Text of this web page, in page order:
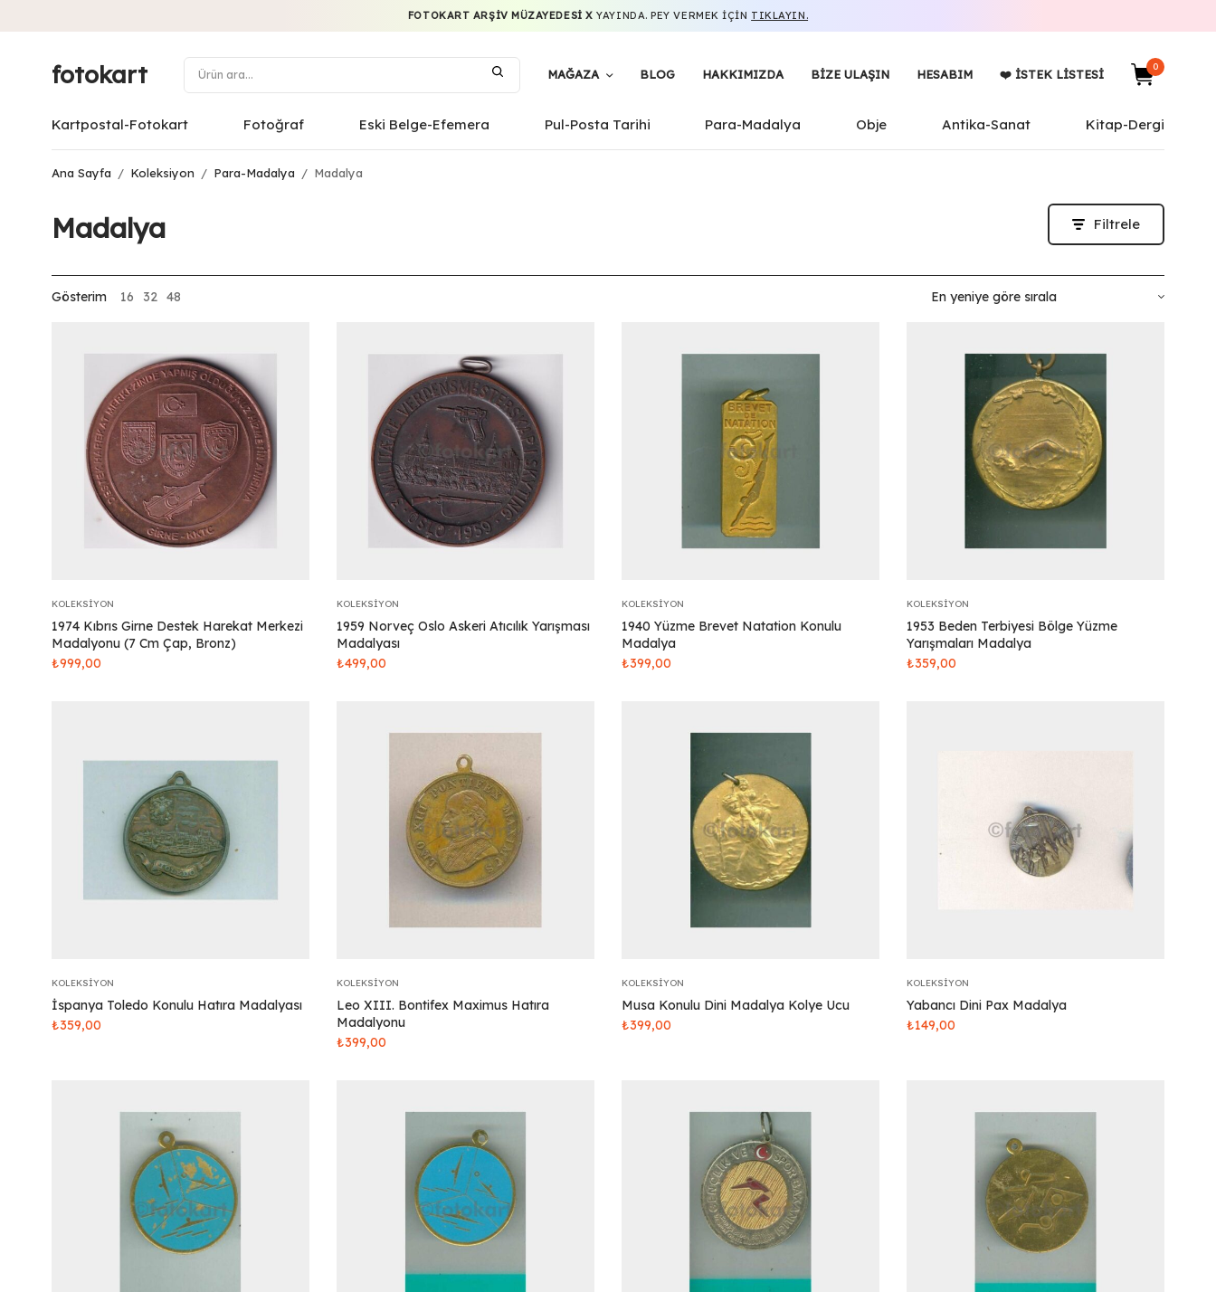
FOTOKART ARŞIV MÜZAYEDESI X YAYINDA. PEY VERMEK IÇIN TIKLAYIN.
fotokart MAĞAZA BLOG HAKKIMIZDA BIZE ULAŞIN HESABIM ❤️ İSTEK LISTESI
0
Kartpostal-Fotokart Fotoğraf Eski Belge-Efemera Pul-Posta Tarihi Para-Madalya Obje Antika-Sanat Kitap-Dergi
Ana Sayfa / Koleksiyon / Para-Madalya / Madalya
Madalya Filtrele
Gösterim 16 32 48
KOLEKSIYON
1974 Kıbrıs Girne Destek Harekat Merkezi
Madalyonu (7 Cm Çap, Bronz)
₺999,00
KOLEKSIYON
1959 Norveç Oslo Askeri Atıcılık Yarışması
Madalyası
₺499,00
KOLEKSIYON
1940 Yüzme Brevet Natation Konulu
Madalya
₺399,00
KOLEKSIYON
1953 Beden Terbiyesi Bölge Yüzme
Yarışmaları Madalya
₺359,00
KOLEKSIYON
İspanya Toledo Konulu Hatıra Madalyası
₺359,00
KOLEKSIYON
Leo XIII. Bontifex Maximus Hatıra
Madalyonu
₺399,00
KOLEKSIYON
Musa Konulu Dini Madalya Kolye Ucu
₺399,00
KOLEKSIYON
Yabancı Dini Pax Madalya
₺149,00